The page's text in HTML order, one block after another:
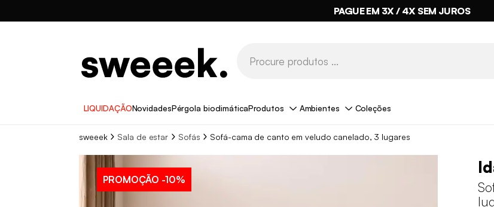
PAGUE EM 3X / 4X SEM JUROS
LIQUIDAÇÃONovidadesPérgola bioclimáticaProdutos Ambientes Coleções
sweeek Sala de estar Sofás Sofá-cama de canto em veludo canelado, 3 lugares
PROMOÇÃO -10%